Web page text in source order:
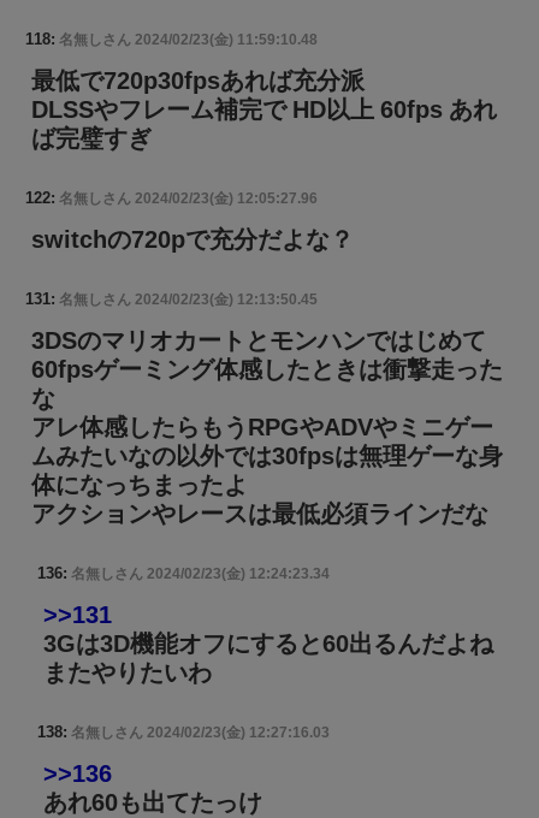
118: 名無しさん 2024/02/23(金) 11:59:10.48
最低で720p30fpsあれば充分派
DLSSやフレーム補完で HD以上 60fps あれ
ば完璧すぎ
122: 名無しさん 2024/02/23(金) 12:05:27.96
switchの720pで充分だよな？
131: 名無しさん 2024/02/23(金) 12:13:50.45
3DSのマリオカートとモンハンではじめて
60fpsゲーミング体感したときは衝撃走った
な
アレ体感したらもうRPGやADVやミニゲー
ムみたいなの以外では30fpsは無理ゲーな身
体になっちまったよ
アクションやレースは最低必須ラインだな
136: 名無しさん 2024/02/23(金) 12:24:23.34
>>131
3Gは3D機能オフにすると60出るんだよね
またやりたいわ
138: 名無しさん 2024/02/23(金) 12:27:16.03
>>136
あれ60も出てたっけ